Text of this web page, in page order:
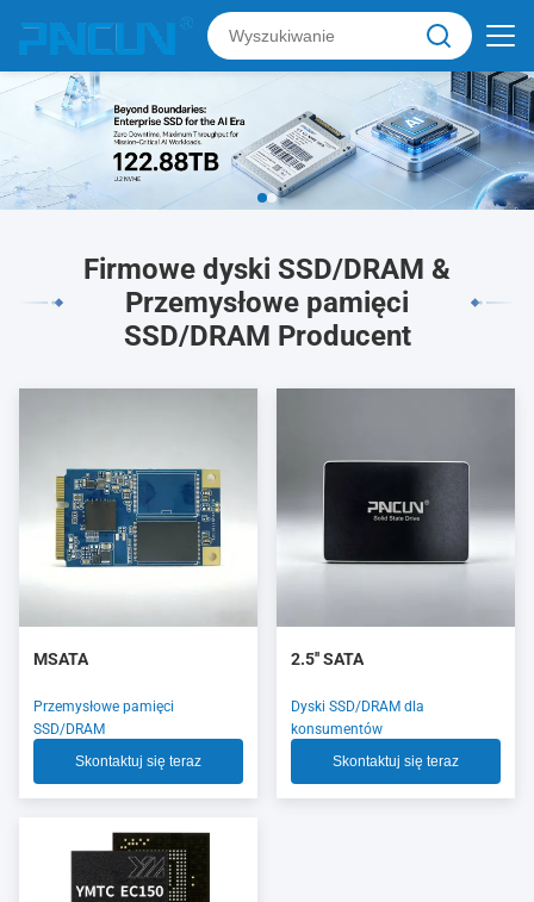
Firmowe dyski SSD/DRAM &
Przemysłowe pamięci
SSD/DRAM Producent
MSATA
Przemysłowe pamięci
SSD/DRAM
Skontaktuj się teraz
2.5'' SATA
Dyski SSD/DRAM dla
konsumentów
Skontaktuj się teraz